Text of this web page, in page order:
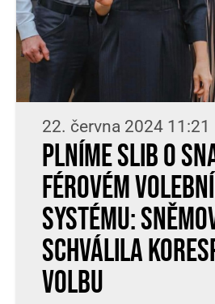
22. června 2024 11:21
Plníme slib o
férovém
systému:
schválila
volbu